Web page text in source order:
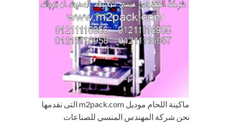
ماكينة اللحام موديل m2pack.com التى نقدمها
نحن شركة المهندس المنسي للصناعات